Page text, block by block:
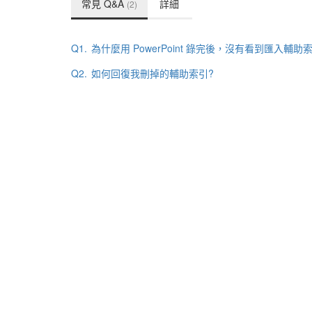
常見 Q&A (2) 詳細
Q1. 為什麼用 PowerPoint 錄完後，沒有看到匯入輔助
Q2. 如何回復我刪掉的輔助索引?